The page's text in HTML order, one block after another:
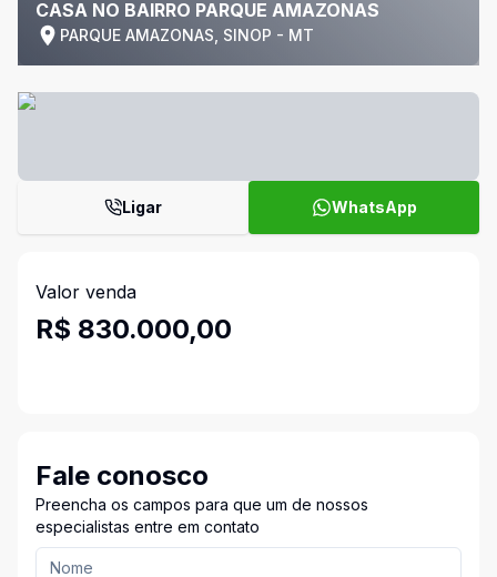
CASA NO BAIRRO PARQUE AMAZONAS
PARQUE AMAZONAS, SINOP - MT
Ligar WhatsApp
Valor venda
R$ 830.000,00
Fale conosco
Preencha os campos para que um de nossos
especialistas entre em contato